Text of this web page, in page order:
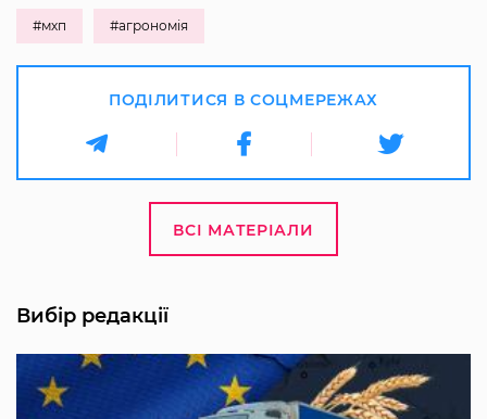
#мхп #агрономія
ПОДІЛИТИСЯ В СОЦМЕРЕЖАХ
ВСІ МАТЕРІАЛИ
Вибір редакції